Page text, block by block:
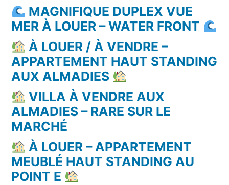
MAGNIFIQUE DUPLEX VUE
MER À LOUER – WATER FRONT
À LOUER / À VENDRE –
APPARTEMENT HAUT STANDING
AUX ALMADIES
VILLA À VENDRE AUX
ALMADIES – RARE SUR LE
MARCHÉ
À LOUER – APPARTEMENT
MEUBLÉ HAUT STANDING AU
POINT E